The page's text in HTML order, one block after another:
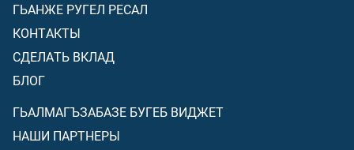
ГЬАНЖЕ РУГЕЛ РЕСАЛ
КОНТАКТЫ
СДЕЛАТЬ ВКЛАД
БЛОГ
ГЬАЛМАГЪЗАБАЗЕ БУГЕБ ВИДЖЕТ
НАШИ ПАРТНЕРЫ